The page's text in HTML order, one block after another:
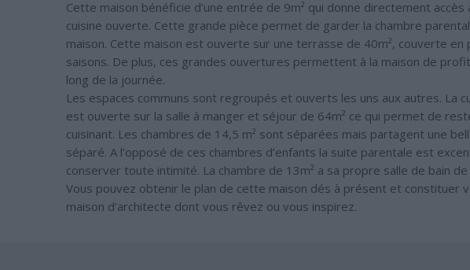
Cette maison bénéficie d’une entrée de 9m² qui donne directement
cuisine ouverte. Cette grande pièce permet de garder la chambre
maison. Cette maison est ouverte sur une terrasse de 40m², couverte
saisons. De plus, ces grandes ouvertures permettent à la maison de
long de la journée.
Les espaces communs sont regroupés et ouverts les uns aux autres. La
est ouverte sur la salle à manger et séjour de 64m² ce qui permet de
cuisinant. Les chambres de 14,5 m² sont séparées mais partagent une
séparé. A l’opposé de ces chambres d’enfants la suite parentale est
conserver toute intimité. La chambre de 13m² a sa propre salle de bain de
Vous pouvez obtenir le plan de cette maison dés à présent et constituer
maison d’architecte dont vous rêvez ou vous inspirez.